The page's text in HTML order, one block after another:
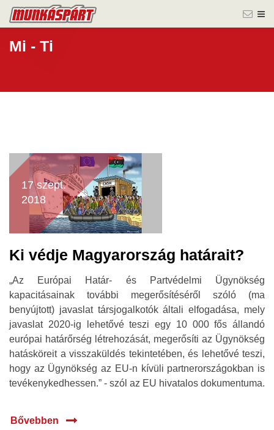
Mi - Ti
17 szept.
2018
Ki védje Magyarország határait?
„Az Európai Határ- és Partvédelmi Ügynökség
kapacitásainak további megerősítéséről szóló (ma
benyújtott) javaslat társjogalkotók általi elfogadása, mely
javaslat 2020-ig lehetővé teszi egy 10 000 fős állandó
európai határőrség létrehozását, megerősíti az Ügynökség
hatásköreit a visszaküldés tekintetében, és lehetővé teszi,
hogy az Ügynökség az EU-n kívüli partnerországokban is
tevékenykedhessen.” - szól az EU hivatalos dokumentuma.
Bővebben